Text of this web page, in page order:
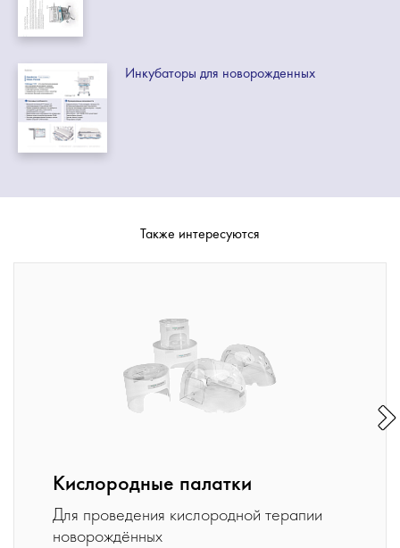
Инкубаторы для новорожденных
Также интересуются
Кислородные палатки
Для проведения кислородной терапии
новорождённых